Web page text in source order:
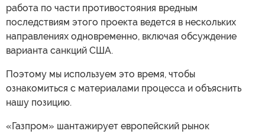
работа по части противостояния вредным
последствиям этого проекта ведется в нескольких
направлениях одновременно, включая обсуждение
варианта санкций США.
Поэтому мы используем это время, чтобы
ознакомиться с материалами процесса и объяснить
нашу позицию.
«Газпром» шантажирует европейский рынок